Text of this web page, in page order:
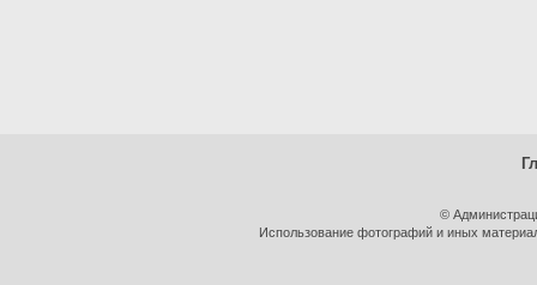
©
Использование фотографий и иных